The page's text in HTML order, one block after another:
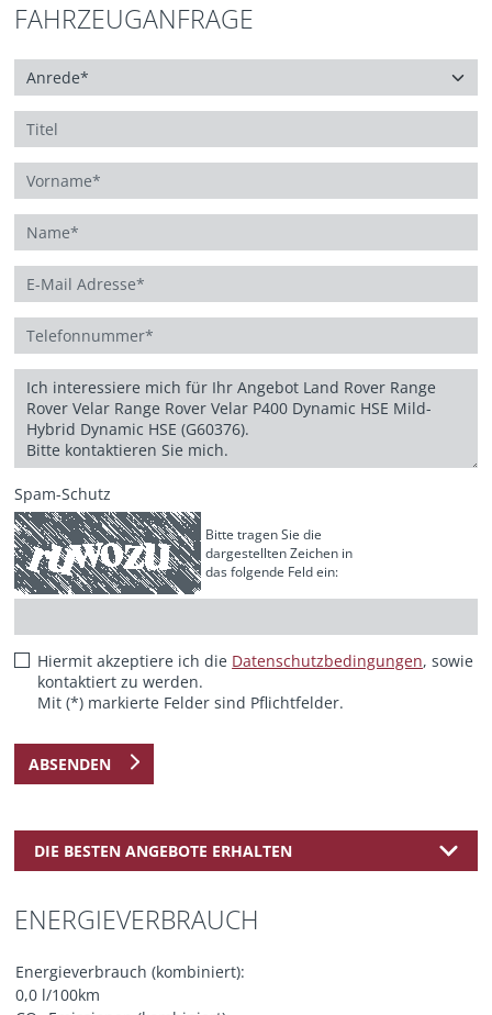
FAHRZEUGANFRAGE
Spam-Schutz
Bitte tragen Sie die
dargestellten Zeichen in
das folgende Feld ein:
Hiermit akzeptiere ich die Datenschutzbedingungen, sowie
kontaktiert zu werden.
Mit (*) markierte Felder sind Pflichtfelder.
ABSENDEN
DIE BESTEN ANGEBOTE ERHALTEN
ENERGIEVERBRAUCH
Energieverbrauch (kombiniert):
0,0 l/100km